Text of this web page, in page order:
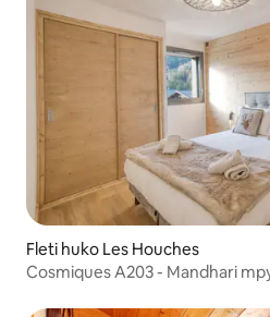
Fleti huko Les Houches
Cosmiques A203 - Mandhari